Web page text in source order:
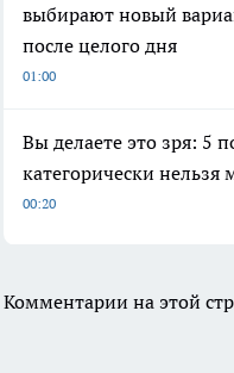
выбирают новый
после целого дня
01:00
Вы делаете это зря: 5
категорически нельзя
00:20
Комментарии на этой